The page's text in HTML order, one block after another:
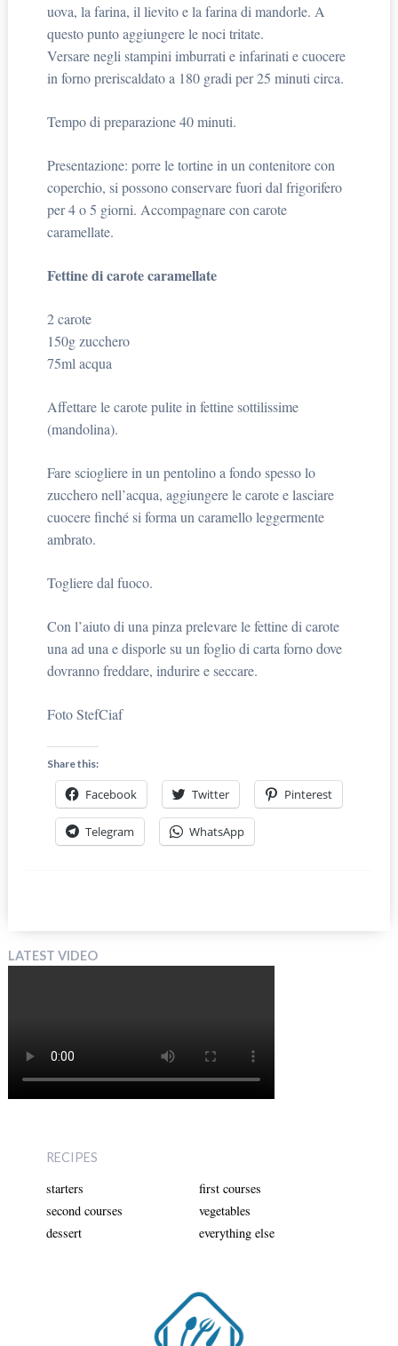
uova, la farina, il lievito e la farina di mandorle. A
questo punto aggiungere le noci tritate.
Versare negli stampini imburrati e infarinati e cuocere
in forno preriscaldato a 180 gradi per 25 minuti circa.
Tempo di preparazione 40 minuti.
Presentazione: porre le tortine in un contenitore con
coperchio, si possono conservare fuori dal frigorifero
per 4 o 5 giorni. Accompagnare con carote
caramellate.
Fettine di carote caramellate
2 carote
150g zucchero
75ml acqua
Affettare le carote pulite in fettine sottilissime
(mandolina).
Fare sciogliere in un pentolino a fondo spesso lo
zucchero nell’acqua, aggiungere le carote e lasciare
cuocere finché si forma un caramello leggermente
ambrato.
Togliere dal fuoco.
Con l’aiuto di una pinza prelevare le fettine di carote
una ad una e disporle su un foglio di carta forno dove
dovranno freddare, indurire e seccare.
Foto StefCiaf
Share this:
Facebook Twitter Pinterest
Telegram WhatsApp
LATEST VIDEO
RECIPES
starters
first courses
second courses
vegetables
dessert
everything else